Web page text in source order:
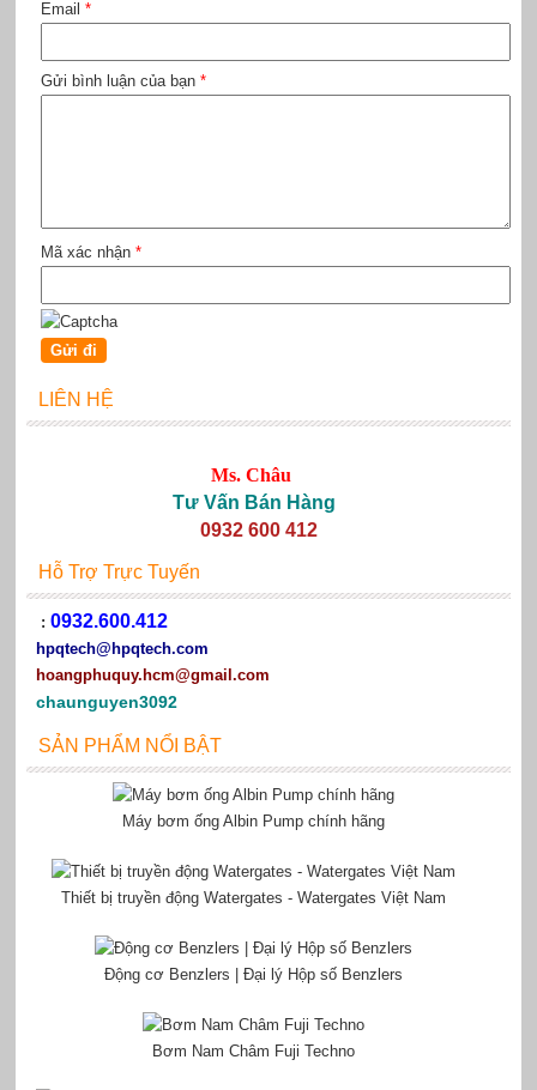
Email *
Gửi bình luận của bạn *
Mã xác nhận *
LIÊN HỆ
Ms. Châu
Tư Vấn Bán Hàng
0932 600 412
Hỗ Trợ Trực Tuyến
: 0932.600.412
hpqtech@hpqtech.com
hoangphuquy.hcm@gmail.com
chaunguyen3092
SẢN PHẨM NỔI BẬT
Máy bơm ống Albin Pump chính hãng
Thiết bị truyền động Watergates - Watergates Việt Nam
Động cơ Benzlers | Đại lý Hộp số Benzlers
Bơm Nam Châm Fuji Techno